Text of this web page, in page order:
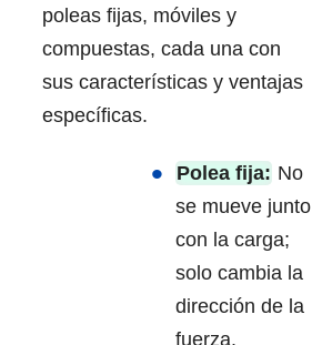
poleas fijas, móviles y
compuestas, cada una con
sus características y ventajas
específicas.
Polea fija: No
se mueve junto
con la carga;
solo cambia la
dirección de la
fuerza.